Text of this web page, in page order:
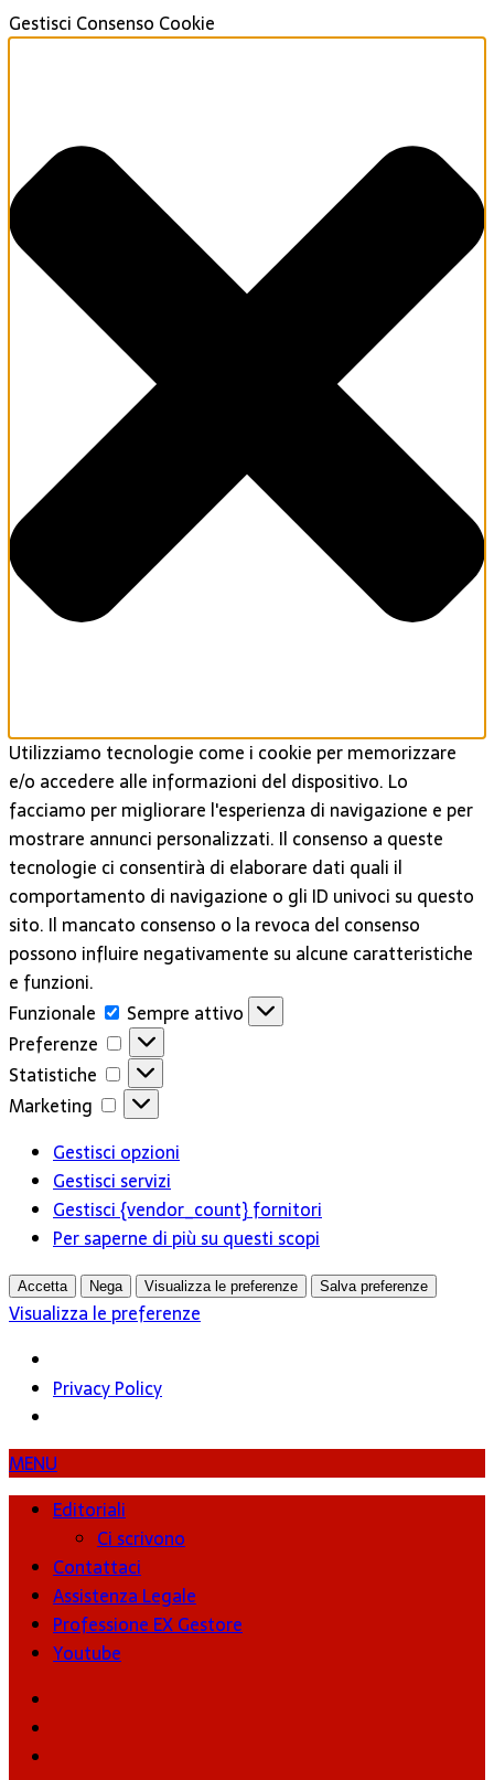
Gestisci Consenso Cookie
Utilizziamo tecnologie come i cookie per memorizzare
e/o accedere alle informazioni del dispositivo. Lo
facciamo per migliorare l'esperienza di navigazione e per
mostrare annunci personalizzati. Il consenso a queste
tecnologie ci consentirà di elaborare dati quali il
comportamento di navigazione o gli ID univoci su questo
sito. Il mancato consenso o la revoca del consenso
possono influire negativamente su alcune caratteristiche
e funzioni.
Funzionale
Funzionale
Sempre attivo
Preferenze
Preferenze
Statistiche
Statistiche
Marketing
Marketing
Gestisci opzioni
Gestisci servizi
Gestisci {vendor_count} fornitori
Per saperne di più su questi scopi
Accetta Nega Visualizza le preferenze Salva preferenze
Visualizza le preferenze
Privacy Policy
MENU
Editoriali
Ci scrivono
Contattaci
Assistenza Legale
Professione EX Gestore
Youtube